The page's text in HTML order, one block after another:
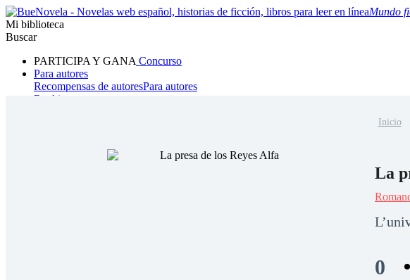
Mundo
Mi biblioteca
Buscar
PARTICIPA Y GANA Concurso
Para autores
Recompensas de autoresPara autores
Ranking
Hombre lobo Sistema FantasíaUrbano
Inicio
La
0